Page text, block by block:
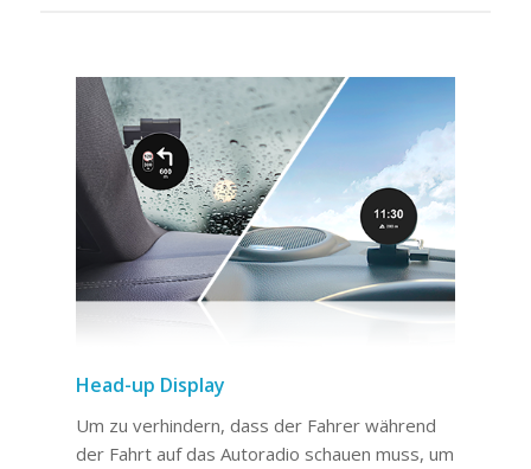
Head-up Display
Um zu verhindern, dass der Fahrer während
der Fahrt auf das Autoradio schauen muss, um